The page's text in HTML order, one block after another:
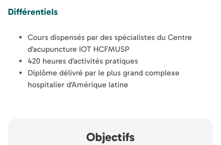
Différentiels
Cours dispensés par des spécialistes du Centre
d'acupuncture IOT HCFMUSP
420 heures d'activités pratiques
Diplôme délivré par le plus grand complexe
hospitalier d'Amérique latine
Objectifs